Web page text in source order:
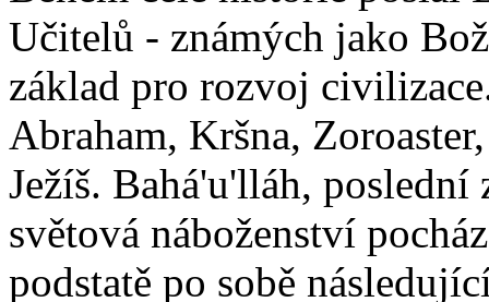
Učitelů - známých jako
základ pro rozvoj
Abraham, Kršna,
Ježíš. Bahá'u'lláh,
světová náboženství
podstatě po sobě